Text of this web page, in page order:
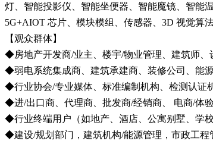
灯、智能投影仪、智能坐便器、智能魔镜、智能
5G+AIOT 芯片、模块模组、传感器、3D 视觉算
【观众群体】
◆房地产开发商/业主、楼宇/物业管理、建筑师、
◆弱电系统集成商、建筑承建商、装修公司、能
◆行业协会/专业媒体、标准编制机构、检测认证
◆进/出口商、代理商、批发商/经销商、 电商/体
◆行业终端用户（如地产、酒店、公寓别墅、学
◆建设/规划部门，建筑机构/能源管理，市政工程